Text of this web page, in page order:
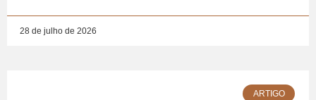
28 de julho de 2026
ARTIGO